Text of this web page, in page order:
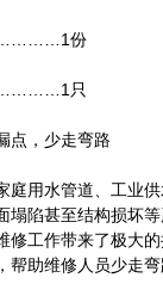
份
只
点，少走弯路
用水管道、工业供
塌陷甚至结构损坏
工作带来了极大
帮助维修人员少走